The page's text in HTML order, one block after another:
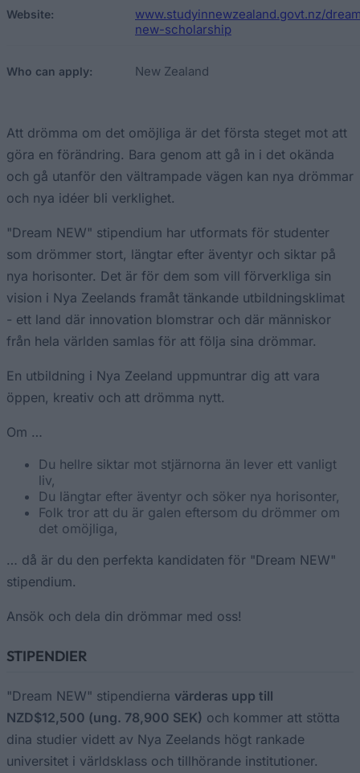
Website:
www.studyinnewzealand.govt.nz/
new-scholarship
Who can apply: New Zealand
Att drömma om det omöjliga är det första steget mot att
göra en förändring. Bara genom att gå in i det okända
och gå utanför den vältrampade vägen kan nya drömmar
och nya idéer bli verklighet.
"Dream NEW" stipendium har utformats för studenter
som drömmer stort, längtar efter äventyr och siktar på
nya horisonter. Det är för dem som vill förverkliga sin
vision i Nya Zeelands framåt tänkande utbildningsklimat
- ett land där innovation blomstrar och där människor
från hela världen samlas för att följa sina drömmar.
En utbildning i Nya Zeeland uppmuntrar dig att vara
öppen, kreativ och att drömma nytt.
Om …
Du hellre siktar mot stjärnorna än lever ett vanligt
liv,
Du längtar efter äventyr och söker nya horisonter,
Folk tror att du är galen eftersom du drömmer om
det omöjliga,
… då är du den perfekta kandidaten för "Dream NEW"
stipendium.
Ansök och dela din drömmar med oss!
STIPENDIER
"Dream NEW" stipendierna värderas upp till
NZD$12,500 (ung. 78,900 SEK) och kommer att stötta
dina studier vidett av Nya Zeelands högt rankade
universitet i världsklass och tillhörande institutioner.